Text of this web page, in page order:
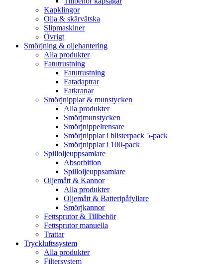
Kapklingor
Olja & skärvätska
Slipmaskiner
Övrigt
Smörjning & oljehantering
Alla produkter
Fatutrustning
Fatutrustning
Fatadaptrar
Fatkranar
Smörjnipplar & munstycken
Alla produkter
Smörjmunstycken
Smörjnippelrensare
Smörjnipplar i blisterpack 5-pack
Smörjnipplar i 100-pack
Spilloljeuppsamlare
Absorbition
Spilloljeuppsamlare
Oljemått & Kannor
Alla produkter
Oljemått & Batteripåfyllare
Smörjkannor
Fettsprutor & Tillbehör
Fettsprutor manuella
Trattar
Tryckluftssystem
Alla produkter
Filtersystem